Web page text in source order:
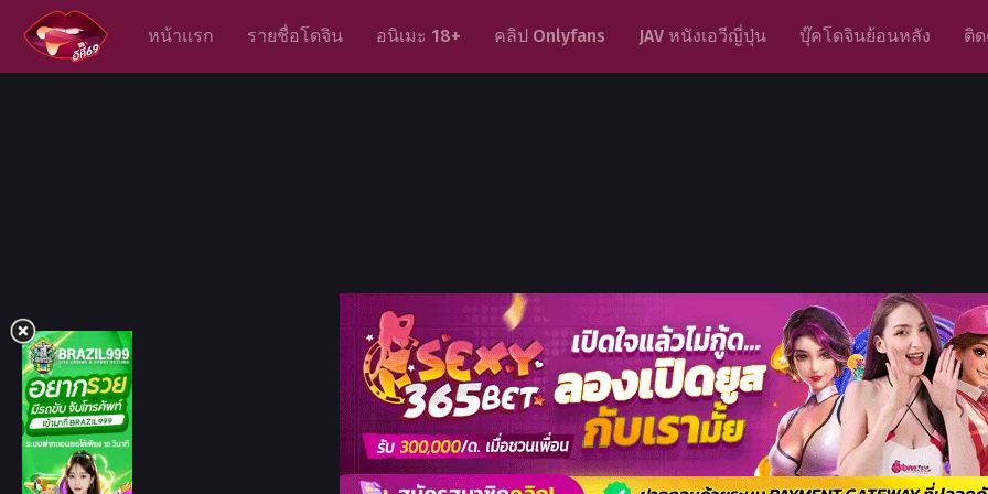
หน้าแรก รายชื่อโดจิน อนิเมะ 18+ คลิป Onlyfans JAV หนังเอวีญี่ปุ่น บุ๊คโดจินย้อนหลัง ติ